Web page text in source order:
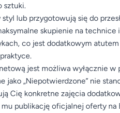
sztuki.
lub przygotowują się do
skupienie na technice
co jest dodatkowym
jest możliwa wyłącznie w
jako „Niepotwierdzone” nie
Cię konkretne zajęcia
publikację oficjalnej oferty na